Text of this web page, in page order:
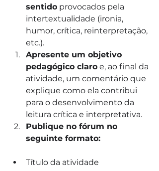
sentido provocados pela
intertextualidade (ironia,
humor, crítica, reinterpretação,
etc.).
Apresente um objetivo
pedagógico claro e, ao final da
atividade, um comentário que
explique como ela contribui
para o desenvolvimento da
leitura crítica e interpretativa.
Publique no fórum no
seguinte formato:
Título da atividade